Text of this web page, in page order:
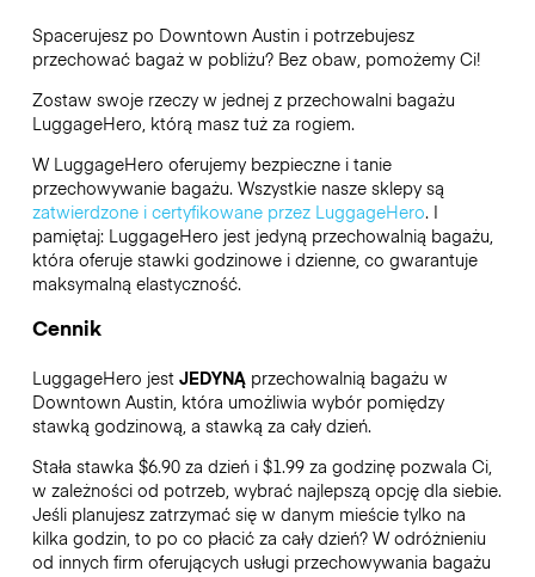
Spacerujesz po Downtown Austin i potrzebujesz
przechować bagaż w pobliżu? Bez obaw, pomożemy Ci!
Zostaw swoje rzeczy w jednej z przechowalni bagażu
LuggageHero, którą masz tuż za rogiem.
W LuggageHero oferujemy bezpieczne i tanie
przechowywanie bagażu. Wszystkie nasze sklepy są
zatwierdzone i certyfikowane przez LuggageHero. I
pamiętaj: LuggageHero jest jedyną przechowalnią bagażu,
która oferuje stawki godzinowe i dzienne, co gwarantuje
maksymalną elastyczność.
Cennik
LuggageHero jest JEDYNĄprzechowalnią bagażu w
Downtown Austin, która umożliwia wybór pomiędzy
stawką godzinową, a stawką za cały dzień.
Stała stawka $6.90 za dzień i $1.99 za godzinę pozwala Ci,
w zależności od potrzeb, wybrać najlepszą opcję dla siebie.
Jeśli planujesz zatrzymać się w danym mieście tylko na
kilka godzin, to po co płacić za cały dzień? W odróżnieniu
od innych firm oferujących usługi przechowywania bagażu